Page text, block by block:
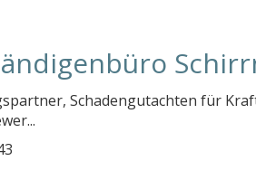
Schadengutachten für